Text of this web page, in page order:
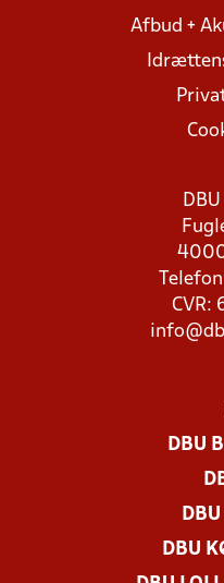
Afbud +
CVR:
DBU
DBU